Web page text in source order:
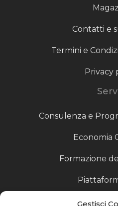
Gestisci
Contatti e
Termini e
Privacy
Consulenza e
Economia
Formazione
Scouting